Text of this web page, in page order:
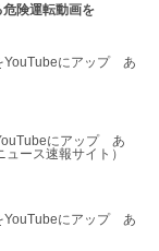
険運転動画を
YouTubeにアップ あ
にアップ あ
ース速報サイト）
YouTubeにアップ あ